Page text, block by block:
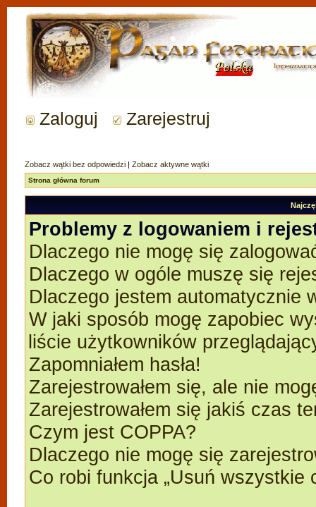
Zaloguj Zarejestruj
Zobacz wątki bez odpowiedzi | Zobacz aktywne wątki
Strona główna forum
Problemy z logowaniem i
Dlaczego nie mogę się
Dlaczego w ogóle muszę się
Dlaczego jestem automatycznie
W jaki sposób mogę zapobiec
liście użytkowników
Zapomniałem hasła!
Zarejestrowałem się, ale nie
Zarejestrowałem się jakiś czas
Czym jest COPPA?
Dlaczego nie mogę się
Co robi funkcja „Usuń wszystkie